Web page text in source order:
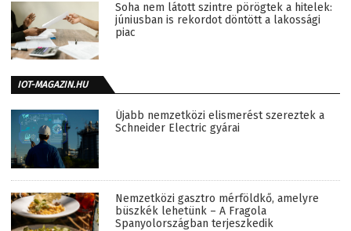
Soha nem látott szintre pörögtek a hitelek:
júniusban is rekordot döntött a lakossági
piac
IOT-MAGAZIN.HU
Újabb nemzetközi elismerést szereztek a
Schneider Electric gyárai
Nemzetközi gasztro mérföldkő, amelyre
büszkék lehetünk – A Fragola
Spanyolországban terjeszkedik